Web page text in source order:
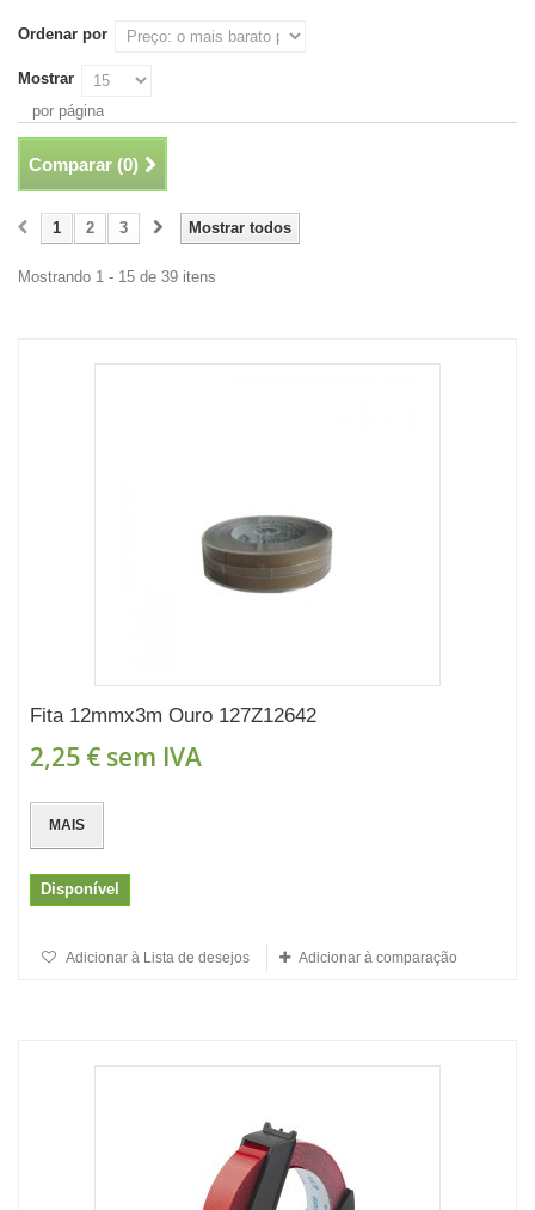
Ordenar por
Mostrar
por página
Comparar (0)
Mostrar todos
1 2 3
Mostrando 1 - 15 de 39 itens
Fita 12mmx3m Ouro 127Z12642
2,25 € sem IVA
MAIS
Disponível
Adicionar à Lista de desejos Adicionar à comparação